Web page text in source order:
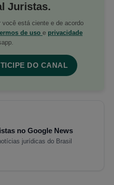
Juristas.
você está ciente e de acordo
de uso e privacidade
DO CANAL
no Google News
jurídicas do Brasil